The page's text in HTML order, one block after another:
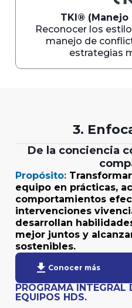
TKI®
Reconocer los
manejo de
estrategias
3.
De la conciencia
Propósito:
equipo en prácticas,
comportamientos
intervenciones
desarrollan
mejor juntos y
sostenibles.
download Conocer más
PROGRAMA INTEGRAL
EQUIPOS HDS.